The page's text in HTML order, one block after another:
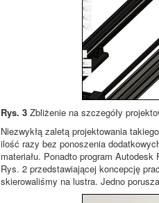
Rys. 3 Zbliżenie na szczegóły
Niezwykłą zaletą projektowania
ilość razy bez ponoszenia
materiału. Ponadto program
Rys. 2 przedstawiającej koncepcję
skierowaliśmy na lustra. Jedno